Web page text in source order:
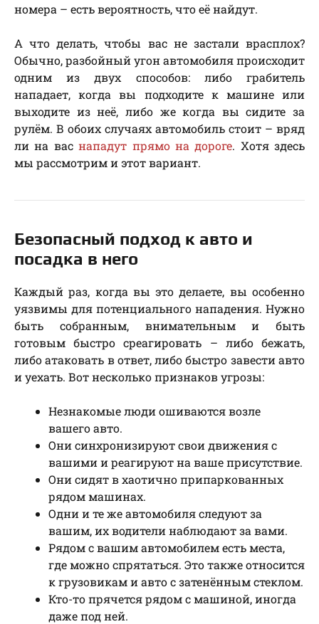
номера – есть вероятность, что её найдут.
А что делать, чтобы вас не застали врасплох?
Обычно, разбойный угон автомобиля происходит
одним из двух способов: либо грабитель
нападает, когда вы подходите к машине или
выходите из неё, либо же когда вы сидите за
рулём. В обоих случаях автомобиль стоит – вряд
ли на васнападут прямо на дороге. Хотя здесь
мы рассмотрим и этот вариант.
Безопасный подход к авто и
посадка в него
Каждый раз, когда вы это делаете, вы особенно
уязвимы для потенциального нападения. Нужно
быть собранным, внимательным и быть
готовым быстро среагировать – либо бежать,
либо атаковать в ответ, либо быстро завести авто
и уехать. Вот несколько признаков угрозы:
Незнакомые люди ошиваются возле
вашего авто.
Они синхронизируют свои движения с
вашими и реагируют на ваше присутствие.
Они сидят в хаотично припаркованных
рядом машинах.
Одни и те же автомобиля следуют за
вашим, их водители наблюдают за вами.
Рядом с вашим автомобилем есть места,
где можно спрятаться. Это также относится
к грузовикам и авто с затенённым стеклом.
Кто-то прячется рядом с машиной, иногда
даже под ней.